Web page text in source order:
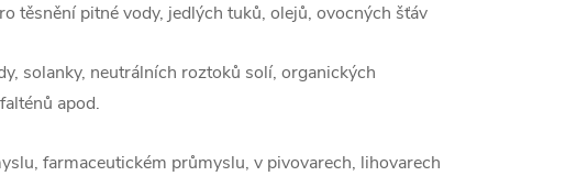
těsnění pitné vody, jedlých tuků, olejů, ovocných šťáv
solanky, neutrálních roztoků solí, organických
apod.
farmaceutickém průmyslu, v pivovarech, lihovarech